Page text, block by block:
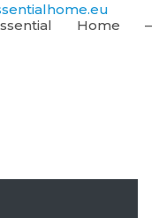
Home –